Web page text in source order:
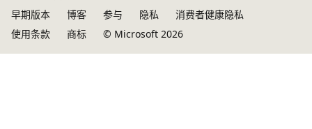
早期版本
博客 参与 隐私
消费者健康隐私
使用条款
商标 © Microsoft 2026